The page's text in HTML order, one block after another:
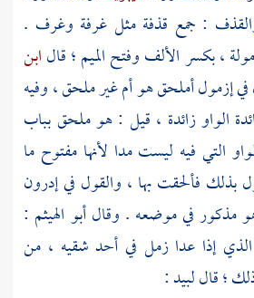
والقذف : جمع قذفة مثل غرفة وغرف .
، بكسر الألف وفتح الميم ؛ قالابن
إزمول أملحق هو أم غير ملحق ، وفيه
الواو زائدة ، قيل : هو ملحق بباب
التي فيه ليست مدا لأنها مفتوح ما
بذلك فألحقت بها ، والقول في إدرون
مذكور في موضعه . وقالأبو الهيثم :
الذي إذا عدا زمل في أحد شقيه ، من
؛ قاللبيد: